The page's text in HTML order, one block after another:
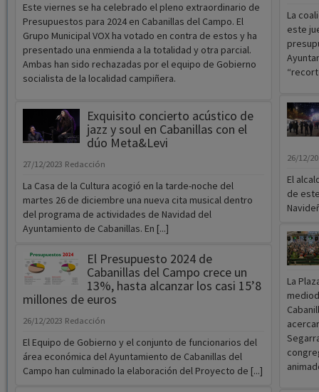
Este viernes se ha celebrado el pleno extraordinario de
Presupuestos para 2024 en Cabanillas del Campo. El
Grupo Municipal VOX ha votado en contra de estos y ha
presentado una enmienda a la totalidad y otra parcial.
Ambas han sido rechazadas por el equipo de Gobierno
socialista de la localidad campiñera.
Exquisito concierto acústico de
jazz y soul en Cabanillas con el
dúo Meta&Levi
27/12/2023 Redacción
La Casa de la Cultura acogió en la tarde-noche del
martes 26 de diciembre una nueva cita musical dentro
del programa de actividades de Navidad del
Ayuntamiento de Cabanillas. En [...]
El Presupuesto 2024 de
Cabanillas del Campo crece un
13%, hasta alcanzar los casi 15’8
millones de euros
26/12/2023 Redacción
El Equipo de Gobierno y el conjunto de funcionarios del
área económica del Ayuntamiento de Cabanillas del
Campo han culminado la elaboración del Proyecto de [...]
La
este
26/12/
El
de
La